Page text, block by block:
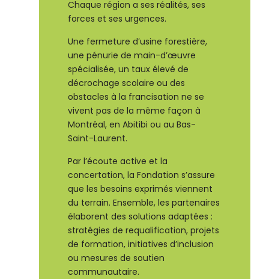
Chaque région a ses réalités, ses
forces et ses urgences.
Une fermeture d’usine forestière,
une pénurie de main-d’œuvre
spécialisée, un taux élevé de
décrochage scolaire ou des
obstacles à la francisation ne se
vivent pas de la même façon à
Montréal, en Abitibi ou au Bas-
Saint-Laurent.
Par l’écoute active et la
concertation, la Fondation s’assure
que les besoins exprimés viennent
du terrain. Ensemble, les partenaires
élaborent des solutions adaptées :
stratégies de requalification, projets
de formation, initiatives d’inclusion
ou mesures de soutien
communautaire.